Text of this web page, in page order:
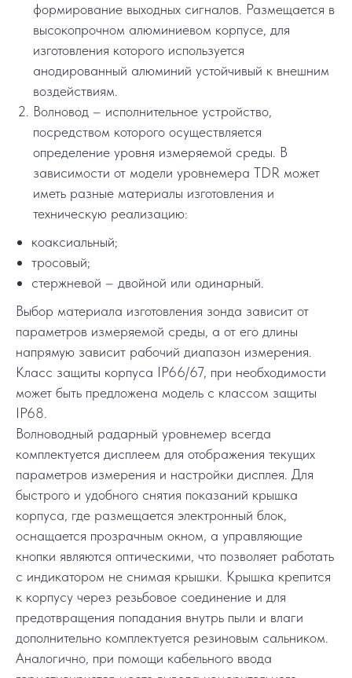
формирование выходных сигналов. Размещается в
высокопрочном алюминиевом корпусе, для
изготовления которого используется
анодированный алюминий устойчивый к внешним
воздействиям.
Волновод – исполнительное устройство,
посредством которого осуществляется
определение уровня измеряемой среды. В
зависимости от модели уровнемера TDR может
иметь разные материалы изготовления и
техническую реализацию:
коаксиальный;
тросовый;
стержневой – двойной или одинарный.
Выбор материала изготовления зонда зависит от
параметров измеряемой среды, а от его длины
напрямую зависит рабочий диапазон измерения.
Класс защиты корпуса IP66/67, при необходимости
может быть предложена модель с классом защиты
IP68.
Волноводный радарный уровнемер всегда
комплектуется дисплеем для отображения текущих
параметров измерения и настройки дисплея. Для
быстрого и удобного снятия показаний крышка
корпуса, где размещается электронный блок,
оснащается прозрачным окном, а управляющие
кнопки являются оптическими, что позволяет работать
с индикатором не снимая крышки. Крышка крепится
к корпусу через резьбовое соединение и для
предотвращения попадания внутрь пыли и влаги
дополнительно комплектуется резиновым сальником.
Аналогично, при помощи кабельного ввода